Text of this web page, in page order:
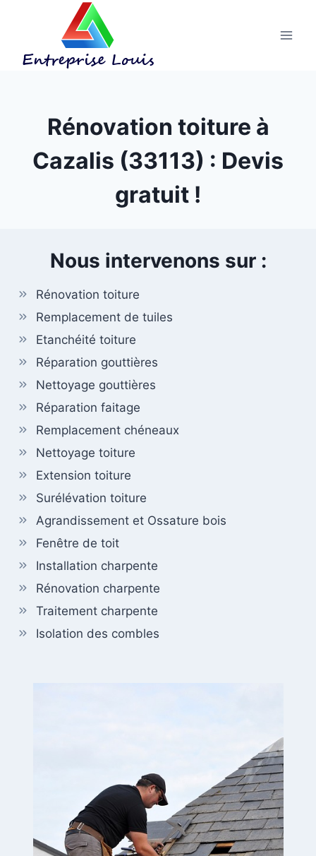
Rénovation toiture à
Cazalis (33113) : Devis
gratuit !
Nous intervenons sur :
Rénovation toiture
Remplacement de tuiles
Etanchéité toiture
Réparation gouttières
Nettoyage gouttières
Réparation faitage
Remplacement chéneaux
Nettoyage toiture
Extension toiture
Surélévation toiture
Agrandissement et Ossature bois
Fenêtre de toit
Installation charpente
Rénovation charpente
Traitement charpente
Isolation des combles